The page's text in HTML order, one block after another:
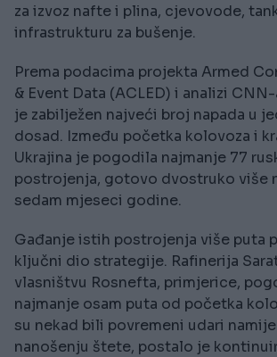
za izvoz nafte i plina, cjevovode,
infrastrukturu za bušenje.
Prema podacima projekta Armed
& Event Data (ACLED) i analizi
je zabilježen najveći broj napada u
dosad. Između početka kolovoza i
Ukrajina je pogodila najmanje 77
postrojenja, gotovo dvostruko više
sedam mjeseci godine.
Gađanje istih postrojenja više puta
ključni dio strategije. Rafinerija
vlasništvu Rosnefta, primjerice,
najmanje osam puta od početka
su nekad bili povremeni udari
nanošenju štete, postalo je